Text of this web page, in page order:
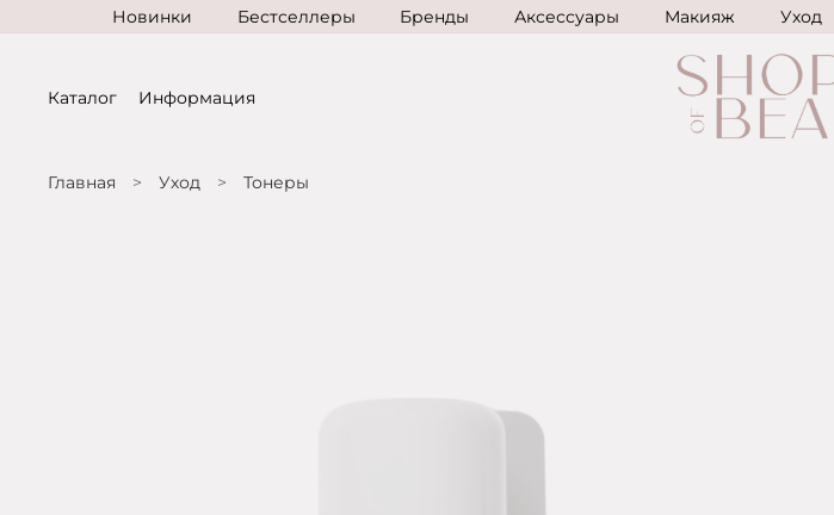
Новинки Бестселлеры Бренды Аксессуары Макияж Уход
Каталог Информация
Главная Уход Тонеры